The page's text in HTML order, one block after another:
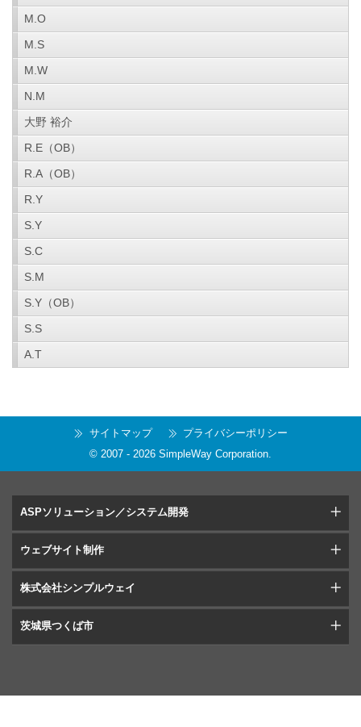
M.O
M.S
M.W
N.M
大野 裕介
R.E（OB）
R.A（OB）
R.Y
S.Y
S.C
S.M
S.Y（OB）
S.S
A.T
サイトマップ
プライバシーポリシー
© 2007 - 2026 SimpleWay Corporation.
ASPソリューション／システム開発
ウェブサイト制作
株式会社シンプルウェイ
茨城県つくば市